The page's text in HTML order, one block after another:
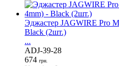
Эджастер JAGWIRE Pro
Black (2шт.)
...
ADJ-39-28
674 грн.